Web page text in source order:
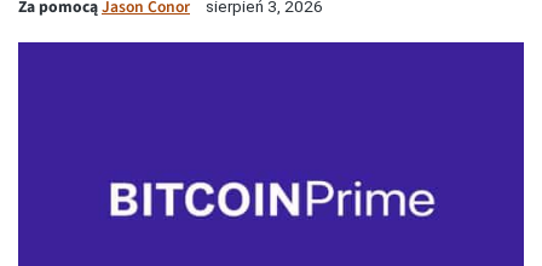
Za pomocąJason Conor sierpień 3, 2026